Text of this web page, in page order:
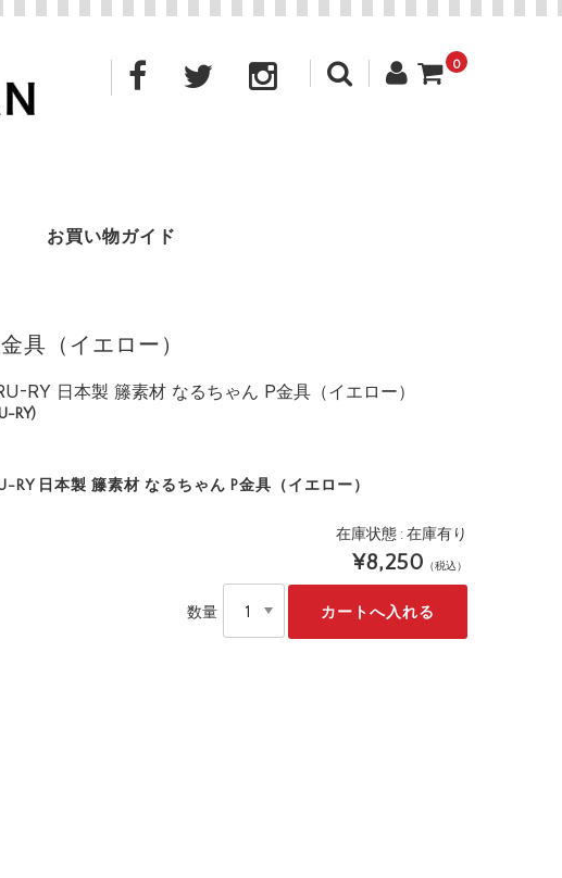
0
お買い物ガイド
具（イエロー）
RY 日本製 籐素材 なるちゃん P金具（イエロー）
RY)
RY 日本製 籐素材 なるちゃん P金具（イエロー）
在庫状態 : 在庫有り
¥8,250 （税込）
数量